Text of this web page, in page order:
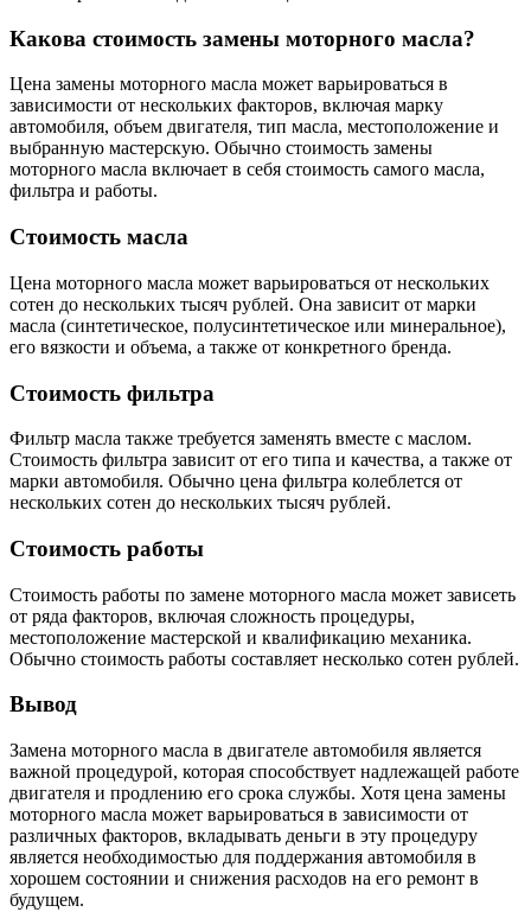
Какова стоимость замены моторного масла?
Цена замены моторного масла может варьироваться в
зависимости от нескольких факторов, включая марку
автомобиля, объем двигателя, тип масла, местоположение и
выбранную мастерскую. Обычно стоимость замены
моторного масла включает в себя стоимость самого масла,
фильтра и работы.
Стоимость масла
Цена моторного масла может варьироваться от нескольких
сотен до нескольких тысяч рублей. Она зависит от марки
масла (синтетическое, полусинтетическое или минеральное),
его вязкости и объема, а также от конкретного бренда.
Стоимость фильтра
Фильтр масла также требуется заменять вместе с маслом.
Стоимость фильтра зависит от его типа и качества, а также от
марки автомобиля. Обычно цена фильтра колеблется от
нескольких сотен до нескольких тысяч рублей.
Стоимость работы
Стоимость работы по замене моторного масла может зависеть
от ряда факторов, включая сложность процедуры,
местоположение мастерской и квалификацию механика.
Обычно стоимость работы составляет несколько сотен рублей.
Вывод
Замена моторного масла в двигателе автомобиля является
важной процедурой, которая способствует надлежащей работе
двигателя и продлению его срока службы. Хотя цена замены
моторного масла может варьироваться в зависимости от
различных факторов, вкладывать деньги в эту процедуру
является необходимостью для поддержания автомобиля в
хорошем состоянии и снижения расходов на его ремонт в
будущем.